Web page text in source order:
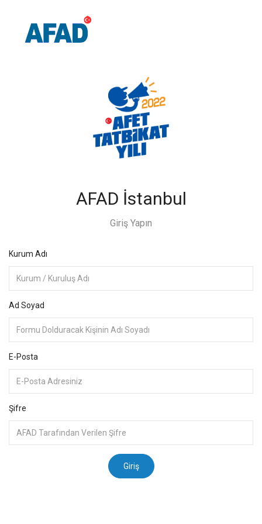
AFAD İstanbul
Giriş Yapın
Kurum Adı
Ad Soyad
E-Posta
Şifre
Giriş